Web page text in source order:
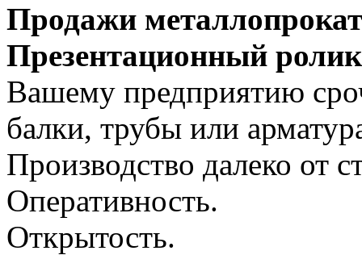
Продажи
Презентационный ролик
Вашему предприятию
балки, трубы или
Производство далеко от
Оперативность.
Открытость.